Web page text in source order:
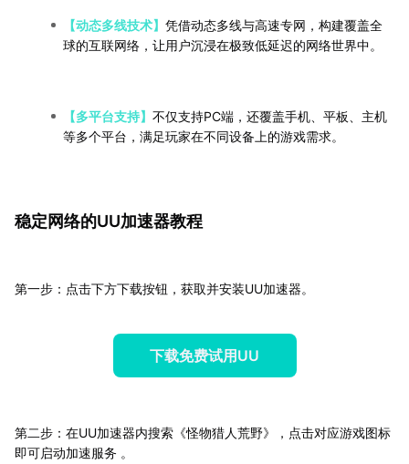
【动态多线技术】 凭借动态多线与高速专网，构建覆盖全
球的互联网络，让用户沉浸在极致低延迟的网络世界中。
【多平台支持】 不仅支持PC端，还覆盖手机、平板、主机
等多个平台，满足玩家在不同设备上的游戏需求。
稳定网络的UU加速器教程
第一步：点击下方下载按钮，获取并安装UU加速器。
下载免费试用UU
第二步：在UU加速器内搜索《怪物猎人荒野》，点击对应游戏图标
即可启动加速服务 。